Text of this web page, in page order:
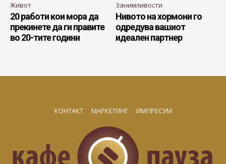
Живот
20 работи кои мора да
прекинете да ги правите
во 20-тите години
Занимливости
Нивото на хормони го
одредува вашиот
идеален партнер
КОНТАКТ МАРКЕТИНГ ИМПРЕСУМ